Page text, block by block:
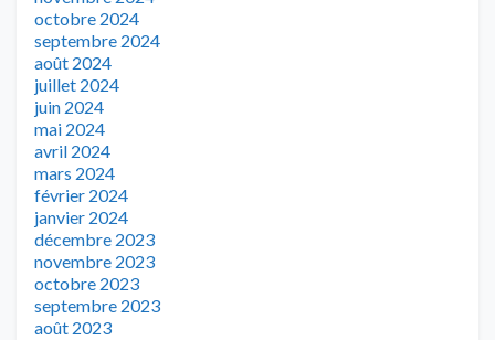
octobre 2024
septembre 2024
août 2024
juillet 2024
juin 2024
mai 2024
avril 2024
mars 2024
février 2024
janvier 2024
décembre 2023
novembre 2023
octobre 2023
septembre 2023
août 2023